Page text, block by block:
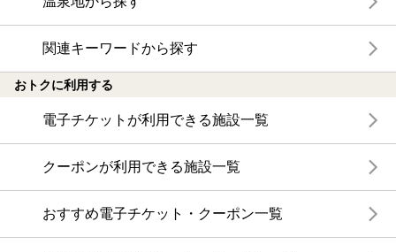
関連キーワードから探す
おトクに利用する
電子チケットが利用できる施設一覧
クーポンが利用できる施設一覧
おすすめ電子チケット・クーポン一覧